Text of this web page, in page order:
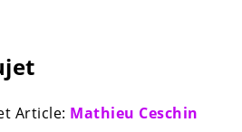
Article: Mathieu Ceschin